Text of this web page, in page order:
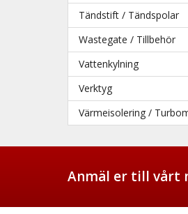
Tändstift / Tändspolar
Wastegate / Tillbehör
Vattenkylning
Verktyg
Värmeisolering /
Anmäl er till vårt